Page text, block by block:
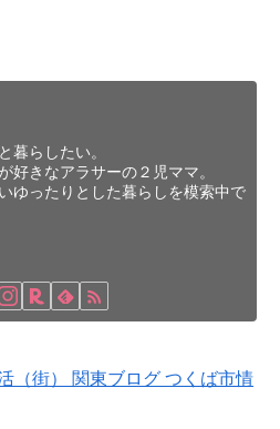
暮らしたい。
好きなアラサーの２児ママ。
ゆったりとした暮らしを模索中で